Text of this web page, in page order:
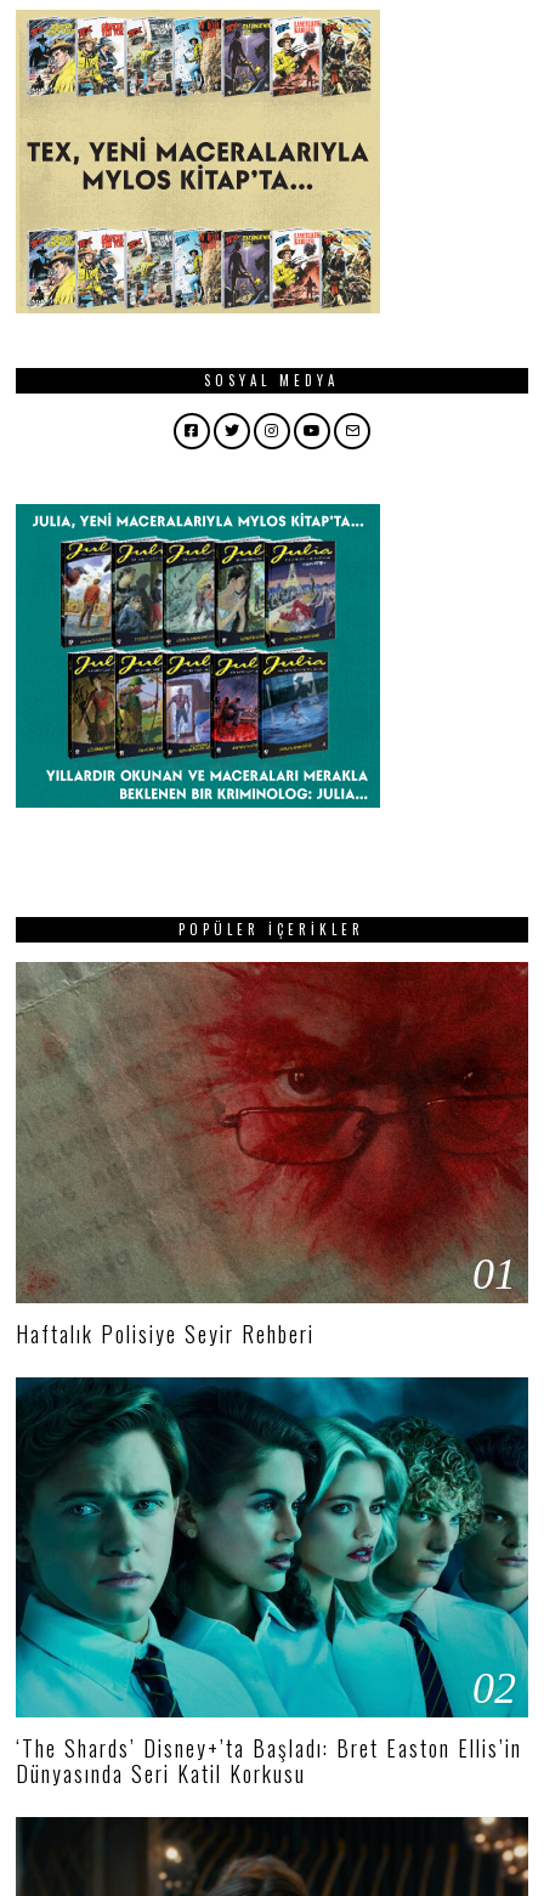
SOSYAL MEDYA
Facebook
TwitterInstagram
YouTubeEmail
POPÜLER İÇERIKLER
01
Haftalık Polisiye Seyir Rehberi
02
‘The Shards’ Disney+’ta Başladı: Bret Easton Ellis’in
Dünyasında Seri Katil Korkusu